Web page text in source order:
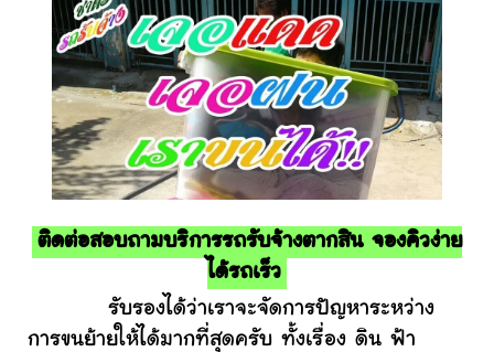
ติดต่อสอบถามบริการรถรับจ้างตากสิน จองคิวง่าย
ได้รถเร็ว
รับรองได้ว่าเราจะจัดการปัญหาระหว่าง
การขนย้ายให้ได้มากที่สุดครับ ทั้งเรื่อง ดิน ฟ้า